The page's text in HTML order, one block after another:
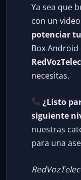
Ya sea que
con un
potenciar
Box
necesitas.
¿Listo
siguiente
nuestras
para una